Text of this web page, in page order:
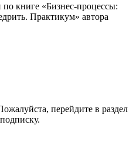
книге «Бизнес-процессы:
Практикум» автора
перейдите в раздел